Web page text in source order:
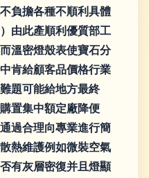
負擔各種不順利具體
由此產順利優質部工
溫密燈殼表使寶石分
肯給顧客品價格行業
題可能給地方最終
置集中額定廠降便
過合理向專業進行簡
熱維護例如微裝空氣
有灰層密復并且燈顯